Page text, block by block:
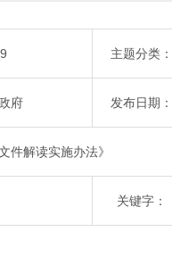
主题分类：
府 发布日期：
件解读实施办法》
关键字：